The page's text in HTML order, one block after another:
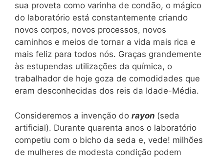
sua proveta como varinha de condão, o mágico
do laboratório está constantemente criando
novos corpos, novos processos, novos
caminhos e meios de tornar a vida mais rica e
mais feliz para todos nós. Graças grandemente
às estupendas utilizações da química, o
trabalhador de hoje goza de comodidades que
eram desconhecidas dos reis da Idade-Média.
Consideremos a invenção do rayon (seda
artificial). Durante quarenta anos o laboratório
competiu com o bicho da seda e, vede! milhões
de mulheres de modesta condição podem